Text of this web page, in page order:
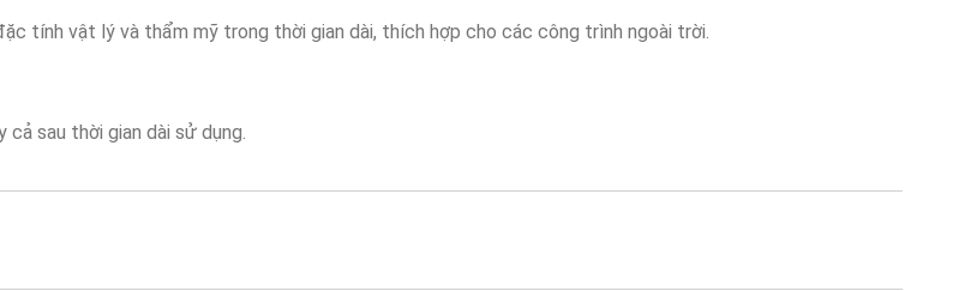
tính vật lý và thẩm mỹ trong thời gian dài, thích hợp cho các công trình ngoài trời.
sau thời gian dài sử dụng.